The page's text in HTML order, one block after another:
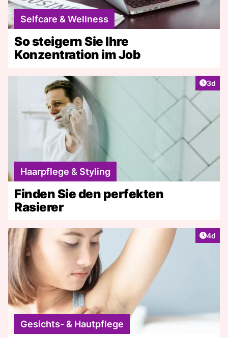
Selfcare & Wellness
So steigern Sie Ihre
Konzentration im Job
3d
Haarpflege & Styling
Finden Sie den perfekten
Rasierer
4d
Gesichts- & Hautpflege